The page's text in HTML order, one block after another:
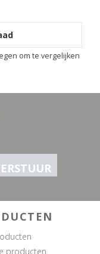
om te vergelijken
producten